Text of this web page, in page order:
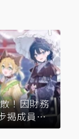
！因財務
揭成員未